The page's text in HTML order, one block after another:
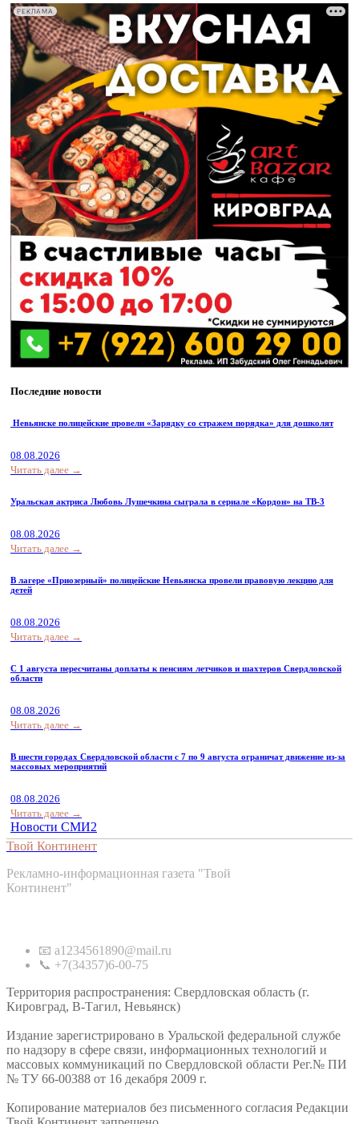
РЕКЛАМА
Последние новости
Невьянске полицейские провели «Зарядку со стражем порядка» для дошколят
08.08.2026
Читать далее →
Уральская актриса Любовь Лушечкина сыграла в сериале «Кордон» на ТВ-3
08.08.2026
Читать далее →
В лагере «Приозерный» полицейские Невьянска провели правовую лекцию для
детей
08.08.2026
Читать далее →
С 1 августа пересчитаны доплаты к пенсиям летчиков и шахтеров Свердловской
области
08.08.2026
Читать далее →
В шести городах Свердловской области с 7 по 9 августа ограничат движение из-за
массовых мероприятий
08.08.2026
Читать далее →
Новости СМИ2
Твой Континент
Рекламно-информационная газета "Твой
Континент"
📧 a1234561890@mail.ru
📞 +7(34357)6-00-75
Территория распространения: Свердловская область (г.
Кировград, В-Тагил, Невьянск)
Издание зарегистрировано в Уральской федеральной службе
по надзору в сфере связи, информационных технологий и
массовых коммуникаций по Свердловской области Рег.№ ПИ
№ ТУ 66-00388 от 16 декабря 2009 г.
Копирование материалов без письменного согласия Редакции